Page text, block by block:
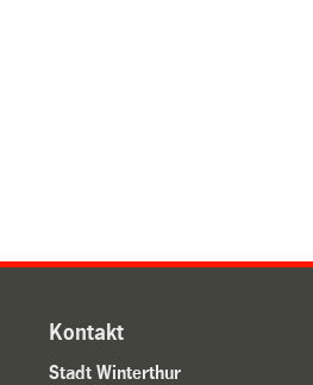
Kontakt
Stadt Winterthur